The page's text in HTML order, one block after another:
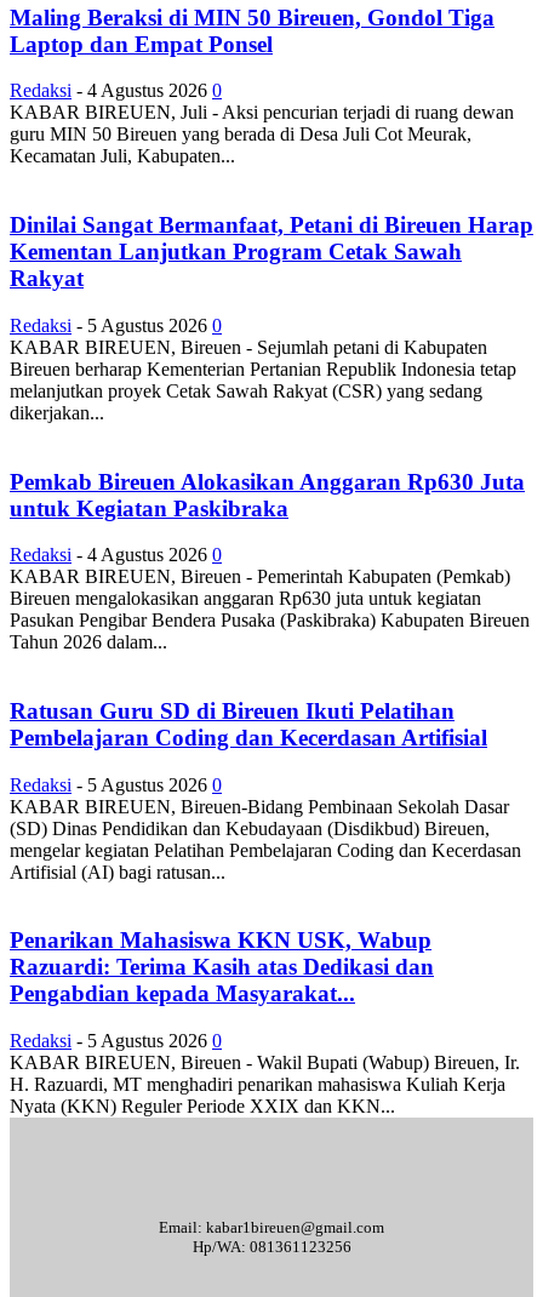
Maling Beraksi di MIN 50 Bireuen, Gondol Tiga
Laptop dan Empat Ponsel
Redaksi - 4 Agustus 2026 0
KABAR BIREUEN, Juli - Aksi pencurian terjadi di ruang dewan
guru MIN 50 Bireuen yang berada di Desa Juli Cot Meurak,
Kecamatan Juli, Kabupaten...
Dinilai Sangat Bermanfaat, Petani di Bireuen Harap
Kementan Lanjutkan Program Cetak Sawah
Rakyat
Redaksi - 5 Agustus 2026 0
KABAR BIREUEN, Bireuen - Sejumlah petani di Kabupaten
Bireuen berharap Kementerian Pertanian Republik Indonesia tetap
melanjutkan proyek Cetak Sawah Rakyat (CSR) yang sedang
dikerjakan...
Pemkab Bireuen Alokasikan Anggaran Rp630 Juta
untuk Kegiatan Paskibraka
Redaksi - 4 Agustus 2026 0
KABAR BIREUEN, Bireuen - Pemerintah Kabupaten (Pemkab)
Bireuen mengalokasikan anggaran Rp630 juta untuk kegiatan
Pasukan Pengibar Bendera Pusaka (Paskibraka) Kabupaten Bireuen
Tahun 2026 dalam...
Ratusan Guru SD di Bireuen Ikuti Pelatihan
Pembelajaran Coding dan Kecerdasan Artifisial
Redaksi - 5 Agustus 2026 0
KABAR BIREUEN, Bireuen-Bidang Pembinaan Sekolah Dasar
(SD) Dinas Pendidikan dan Kebudayaan (Disdikbud) Bireuen,
mengelar kegiatan Pelatihan Pembelajaran Coding dan Kecerdasan
Artifisial (AI) bagi ratusan...
Penarikan Mahasiswa KKN USK, Wabup
Razuardi: Terima Kasih atas Dedikasi dan
Pengabdian kepada Masyarakat...
Redaksi - 5 Agustus 2026 0
KABAR BIREUEN, Bireuen - Wakil Bupati (Wabup) Bireuen, Ir.
H. Razuardi, MT menghadiri penarikan mahasiswa Kuliah Kerja
Nyata (KKN) Reguler Periode XXIX dan KKN...
Email: kabar1bireuen@gmail.com
Hp/WA: 081361123256